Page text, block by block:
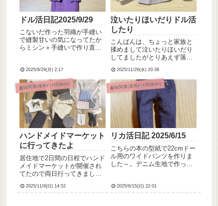
ドル活日記2025/9/29
こないだ作った羽織が手縫い
で縫製甘いの気になってたか
らミシン＋手縫いで作り直し
作り方は同じくBOOTHよりぷ
ちっとハウス・えぬ様です。
≫着物と羽織の型紙重ねると
こんな感じです～(サイズ...
2025/9/29(月) 2:17
泣いたりほいだりドル活
したり
こんばんは、ちょっと家族と
揉めまして泣いたりほいだり
してましたがとりあえず落ち
ドル活ドル活◝(‘ω’◝) ⁾⁾ ₍₍ (◟’ω’)◟
コートを作りました！何故後
ろからの写真かといいます
と、この通り襟を思いっきり
失敗し...
2025/11/26(水) 20:39
趣味関連(漫画ｱﾆﾒ排球etc)
ハンドメイドマーケット
に行ってきたよ
居住地で2日間の日程でハンド
メイドマーケットが開催され
てたので両日行ってきまし
用のソファとドール服今日の
2025/11/9(日) 14:52
趣味関連(漫画ｱﾆﾒ排球etc)
リカ活日記 2025/6/15
こちらの本の型紙で22cmドー
ル用のワイドパンツを作りま
した～。デニム生地で作った
とそれっぽくなったかなぁ
2025/6/15(日) 22:01